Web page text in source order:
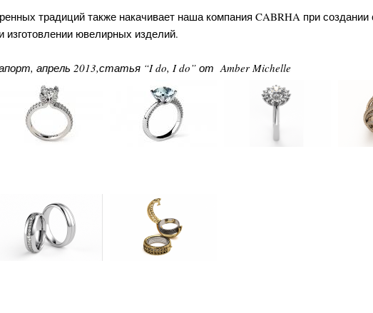
традиций также накачивает наша компания CABRHA при
изготовлении ювелирных изделий.
апрель 2013,статья “I do, I do” от Amber Michelle